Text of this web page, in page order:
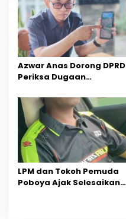
Azwar Anas Dorong DPRD
Periksa Dugaan
Wilayah Tambang PT
CPM
LPM dan Tokoh Pemuda
Poboya Ajak Selesaikan